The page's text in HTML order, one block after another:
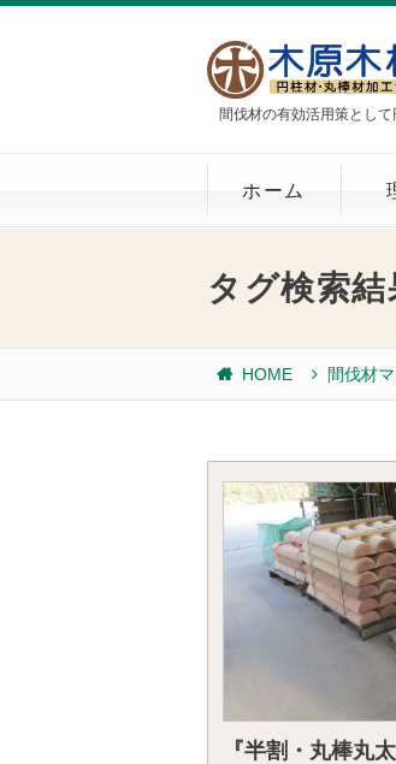
間伐材の有効活用策とし
ホーム
タグ検索結
HOME 間伐材
『半割・丸棒丸